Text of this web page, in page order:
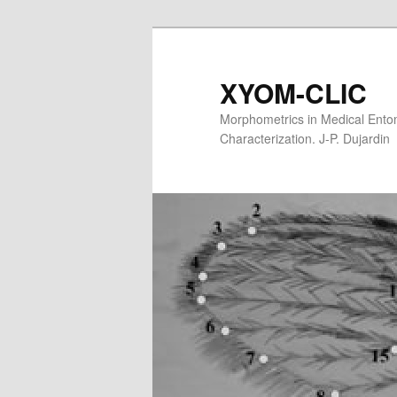
XYOM-CLIC
Morphometrics in Medical
Characterization. J-P. Dujardin